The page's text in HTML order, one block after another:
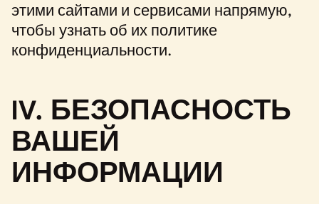
этими сайтами и сервисами напрямую,
чтобы узнать об их политике
конфиденциальности.
IV. БЕЗОПАСНОСТЬ
ВАШЕЙ
ИНФОРМАЦИИ